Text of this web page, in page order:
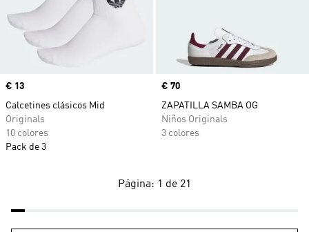
Precio
€ 13
Calcetines clásicos Mid
Originals
10 colores
Pack de 3
Precio
€ 70
ZAPATILLA SAMBA OG
Niños Originals
3 colores
Página: 1 de 21